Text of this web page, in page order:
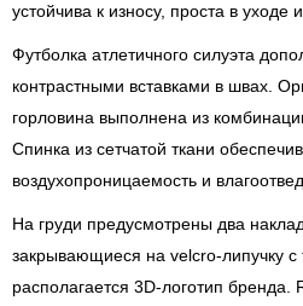
устойчива к износу, проста в уходе
Футболка атлетичного силуэта
контрастными вставками в швах.
горловина выполнена из
Спинка из сетчатой ткани
воздухопроницаемость и
На груди предусмотрены два
закрывающиеся на velcro-липучку
располагается 3D-логотип бренда.